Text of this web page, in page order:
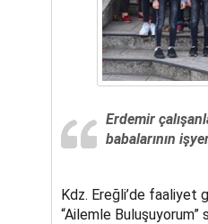
Erdemir
babalarının
Kdz. Ereğli’de faaliyet
“Ailemle Buluşuyorum”